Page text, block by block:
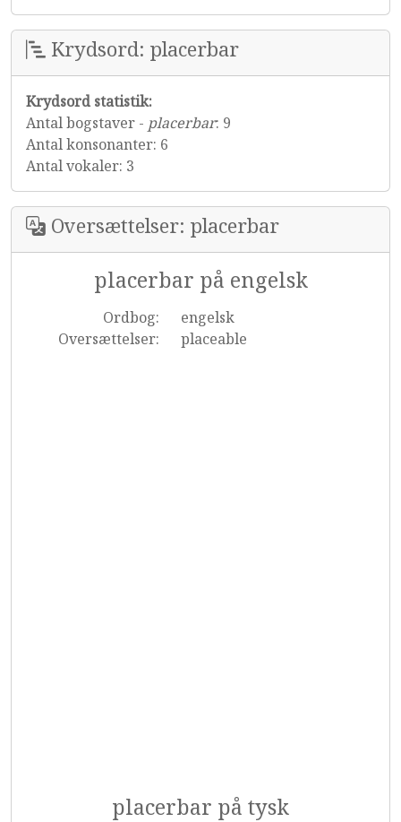
Krydsord: placerbar
Krydsord statistik:
Antal bogstaver - placerbar: 9
Antal konsonanter: 6
Antal vokaler: 3
Oversættelser: placerbar
placerbar på engelsk
Ordbog:
engelsk
Oversættelser:
placeable
placerbar på tysk